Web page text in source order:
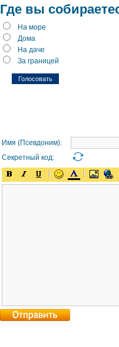
Где вы
На море
Дома
На даче
За границей
Имя (Псевдоним):
Секретный код: